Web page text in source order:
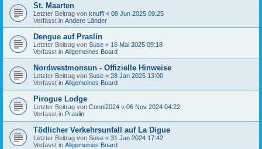
St. Maarten
Letzter Beitrag von knuffi « 09 Jun 2025 09:25
Verfasst in Andere Länder
Dengue auf Praslin
Letzter Beitrag von Suse « 16 Mai 2025 09:18
Verfasst in Allgemeines Board
Nordwestmonsun - Offizielle Hinweise
Letzter Beitrag von Suse « 28 Jan 2025 13:00
Verfasst in Allgemeines Board
Pirogue Lodge
Letzter Beitrag von Conni2024 « 06 Nov 2024 04:22
Verfasst in Praslin
Tödlicher Verkehrsunfall auf La Digue
Letzter Beitrag von Suse « 31 Jan 2024 17:42
Verfasst in Allgemeines Board